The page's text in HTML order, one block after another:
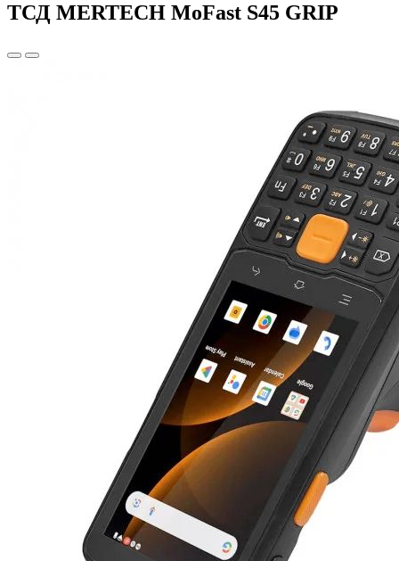
ТСД MERTECH MoFast S45 GRIP